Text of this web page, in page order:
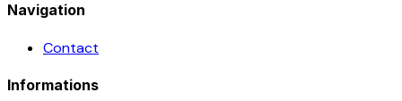
Navigation
Contact
Informations